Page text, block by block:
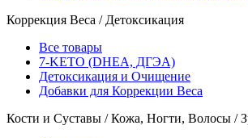
Коррекция Веса / Детоксикация
Все товары
7-KETO (DHEA, ДГЭА)
Детоксикация и Очищение
Добавки для Коррекции Веса
Кости и Суставы / Кожа, Ногти, Волосы /